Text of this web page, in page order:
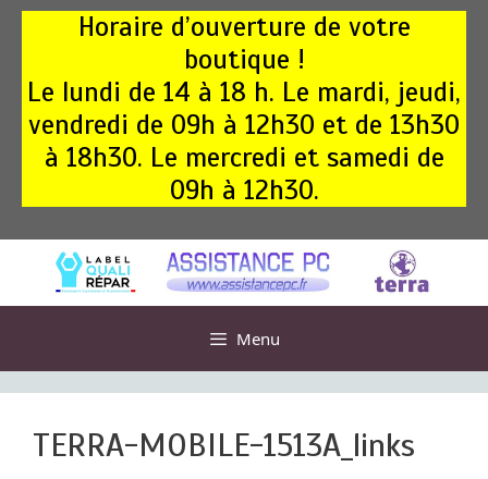
Aller
Horaire d’ouverture de votre
boutique !
Le lundi de 14 à 18 h. Le mardi, jeudi,
vendredi de 09h à 12h30 et de 13h30
à 18h30. Le mercredi et samedi de
09h à 12h30.
Menu
TERRA-MOBILE-1513A_links